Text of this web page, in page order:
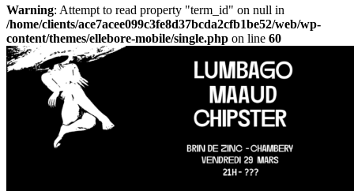
Warning: Attempt to read property "term_id" on null in
/home/clients/ace7acee099c3fe8d37bcda2cfb1be52/web/wp-
content/themes/ellebore-mobile/single.php on line 60